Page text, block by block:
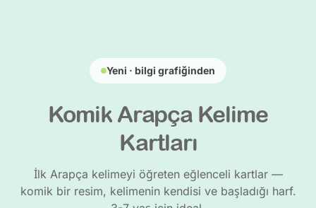
Yeni · bilgi grafiğinden
Komik Arapça Kelime
Kartları
İlk Arapça kelimeyi öğreten eğlenceli kartlar —
komik bir resim, kelimenin kendisi ve başladığı harf.